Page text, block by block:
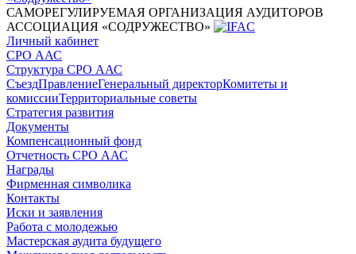
САМОРЕГУЛИРУЕМАЯ ОРГАНИЗАЦИЯ АУДИТОРОВ
АССОЦИАЦИЯ «СОДРУЖЕСТВО»
Личный кабинет
СРО ААС
Структура СРО ААС
СъездПравлениеГенеральный директорКомитеты и
комиссииТерриториальные советы
Стратегия развития
Документы
Компенсационный фонд
Отчетность СРО ААС
Награды
Фирменная символика
Контакты
Иски и заявления
Работа с молодежью
Мастерская аудита будущего